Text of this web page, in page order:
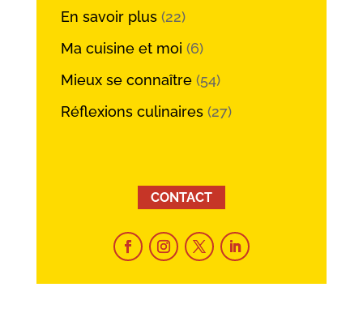
En savoir plus(22)
Ma cuisine et moi (6)
Mieux se connaître(54)
Réflexions culinaires(27)
CONTACT